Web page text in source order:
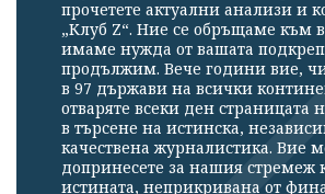
прочетете актуални анализи и
„Клуб Z“. Ние се обръщаме към
имаме нужда от вашата
продължим. Вече години вие,
в 97 държави на всички
отваряте всеки ден страницата
в търсене на истинска,
качествена журналистика. Вие
допринесете за нашия стремеж
истината, неприкривана от